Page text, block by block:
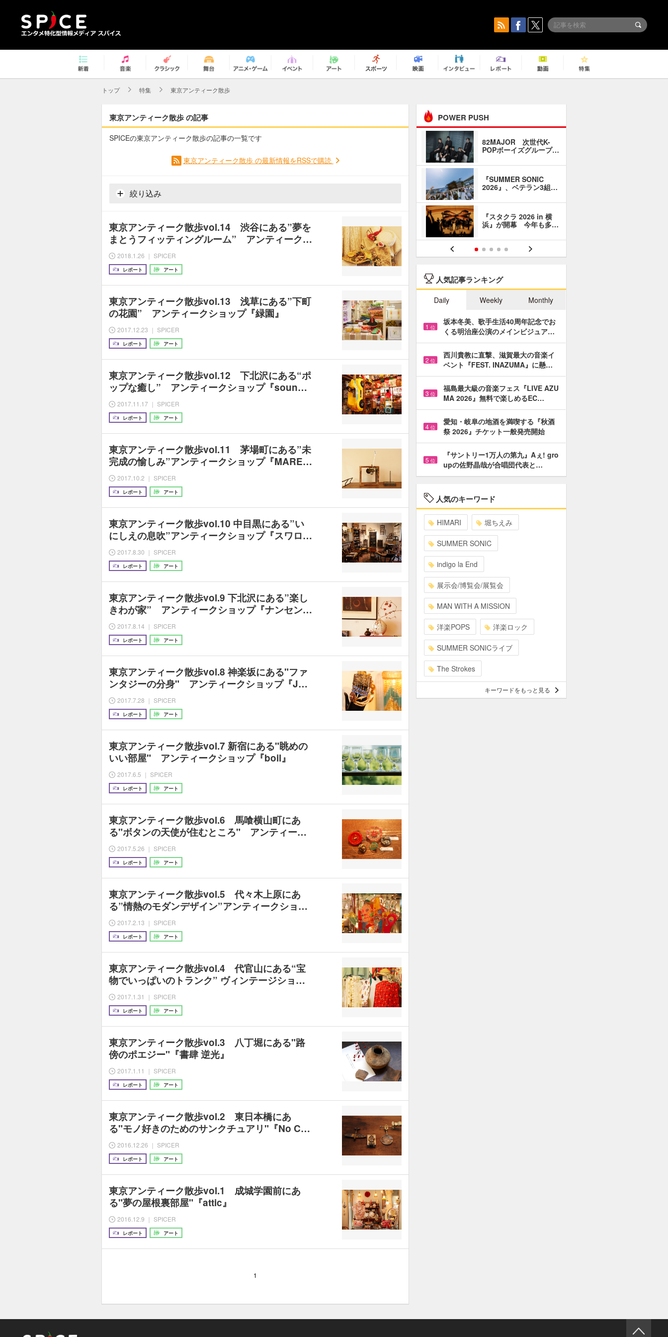
トップ 特集 東京アンティーク散歩
東京アンティーク散歩 の記事
SPICEの東京アンティーク散歩の記事の一覧です
東京アンティーク散歩 の最新情報をRSSで購読
絞り込み
東京アンティーク散歩vol.14 渋谷にある”夢を
まとうフィッティングルーム” アンティーク…
2018.1.26 ｜ SPICER
レポート アート
東京アンティーク散歩vol.13 浅草にある”下町
の花園” アンティークショップ『緑園』
2017.12.23 ｜ SPICER
レポート アート
東京アンティーク散歩vol.12 下北沢にある“ポ
ップな癒し” アンティークショップ『soun…
2017.11.17 ｜ SPICER
レポート アート
東京アンティーク散歩vol.11 茅場町にある”未
完成の愉しみ”アンティークショップ『MARE…
2017.10.2 ｜ SPICER
レポート アート
東京アンティーク散歩vol.10 中目黒にある”い
にしえの息吹”アンティークショップ『スワロ…
2017.8.30 ｜ SPICER
レポート アート
東京アンティーク散歩vol.9 下北沢にある”楽し
きわが家” アンティークショップ『ナンセン…
2017.8.14 ｜ SPICER
レポート アート
東京アンティーク散歩vol.8 神楽坂にある"ファ
ンタジーの分身" アンティークショップ『J…
2017.7.28 ｜ SPICER
レポート アート
東京アンティーク散歩vol.7 新宿にある"眺めの
いい部屋" アンティークショップ『boil』
2017.6.5 ｜ SPICER
レポート アート
東京アンティーク散歩vol.6 馬喰横山町にあ
る"ボタンの天使が住むところ" アンティー…
2017.5.26 ｜ SPICER
レポート アート
東京アンティーク散歩vol.5 代々木上原にあ
る”情熱のモダンデザイン”アンティークショ…
2017.2.13 ｜ SPICER
レポート アート
東京アンティーク散歩vol.4 代官山にある“宝
物でいっぱいのトランク” ヴィンテージショ…
2017.1.31 ｜ SPICER
レポート アート
東京アンティーク散歩vol.3 八丁堀にある"路
傍のポエジー"『書肆 逆光』
2017.1.11 ｜ SPICER
レポート アート
東京アンティーク散歩vol.2 東日本橋にあ
る"モノ好きのためのサンクチュアリ"『No C…
2016.12.26 ｜ SPICER
レポート アート
東京アンティーク散歩vol.1 成城学園前にあ
る"夢の屋根裏部屋"『attic』
2016.12.9 ｜ SPICER
レポート アート
1
POWER PUSH
82MAJOR 次世代K-
POPボーイズグループ…
『SUMMER SONIC
2026』、ベテラン3組…
『スタクラ 2026 in 横
浜』が開幕 今年も多…
人気記事ランキング
Daily Weekly Monthly
1 位
坂本冬美、歌手生活40周年記念でお
くる明治座公演のメインビジュア…
2 位
西川貴教に直撃、滋賀最大の音楽イ
ベント『FEST. INAZUMA』に懸…
3 位
福島最大級の音楽フェス『LIVE AZU
MA 2026』無料で楽しめるEC…
4 位
愛知・岐阜の地酒を満喫する『秋酒
祭 2026』チケット一般発売開始
5 位
『サントリー1万人の第九』Aぇ! gro
upの佐野晶哉が合唱団代表と…
人気のキーワード
HIMARI 堀ちえみ
SUMMER SONIC
indigo la End
展示会/博覧会/展覧会
MAN WITH A MISSION
洋楽POPS 洋楽ロック
SUMMER SONICライブ
The Strokes
キーワードをもっと見る